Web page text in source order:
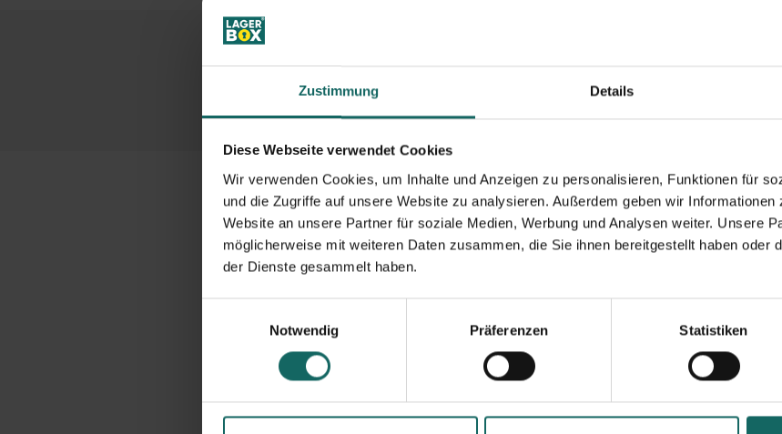
Zustimmung Details
Diese Webseite verwendet Cookies
Wir verwenden Cookies, um Inhalte und Anzeigen zu personalisieren, Funktionen für
und die Zugriffe auf unsere Website zu analysieren. Außerdem geben wir Informationen
Website an unsere Partner für soziale Medien, Werbung und Analysen weiter. Unsere
möglicherweise mit weiteren Daten zusammen, die Sie ihnen bereitgestellt haben oder
der Dienste gesammelt haben.
Notwendig
Präferenzen Statistiken
DieVorteilevon Selfstorage
Honigspende für die Kindertagesstätte Wenden in Braunschweig